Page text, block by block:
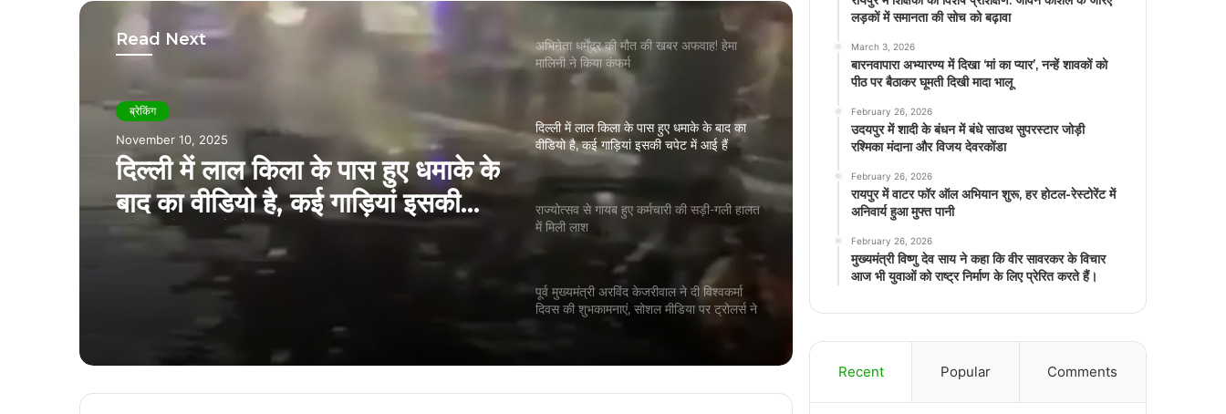
Read Next
ब्रेकिंग
November 10, 2025
दिल्ली में लाल किला के पास हुए धमाके के
बाद का वीडियो है, कई गाड़ियां इसकी
चपेट में आई हैं
ब्रेकिंग
November 8, 2025
राज्योत्सव से गायब हुए कर्मचारी की
सड़ी-गली हालत में मिली लाश
दिल्ली में लाल किला के पास हुए धमाके के बाद का
वीडियो है, कई गाड़ियां इसकी चपेट में आई हैं
राज्योत्सव से गायब हुए कर्मचारी की सड़ी-गली हालत
में मिली लाश
पूर्व मुख्यमंत्री अरविंद केजरीवाल ने दी विश्वकर्मा
दिवस की शुभकामनाएं, सोशल मीडिया पर ट्रोलर्स ने
रायगढ़ से झारखंड जा रही यात्रियों से भरी बस
पलटी, 20 से ज्यादा घायल
सभी 16 मंत्रियों का इस्तीफा, कल नई कैबिनेट का
लड़कों में समानता की सोच को बढ़ावा
March 3, 2026
बारनवापारा अभ्यारण्य में दिखा ‘मां का प्यार’, नन्हें शावकों को
पीठ पर बैठाकर घूमती दिखी मादा भालू
February 26, 2026
उदयपुर में शादी के बंधन में बंधे साउथ सुपरस्टार जोड़ी
रश्मिका मंदाना और विजय देवरकोंडा
February 26, 2026
रायपुर में वाटर फॉर ऑल अभियान शुरू, हर होटल-रेस्टोरेंट में
अनिवार्य हुआ मुफ्त पानी
February 26, 2026
मुख्यमंत्री विष्णु देव साय ने कहा कि वीर सावरकर के विचार
आज भी युवाओं को राष्ट्र निर्माण के लिए प्रेरित करते हैं।
Recent Popular Comments